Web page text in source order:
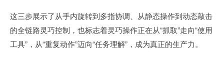
这三步展示了从手内旋转到多指协调、从静态操作到动态敲击
的全链路灵巧控制，也标志着灵巧操作正在从“抓取”走向“使用
工具”，从“重复动作”迈向“任务理解”，成为真正的生产力。